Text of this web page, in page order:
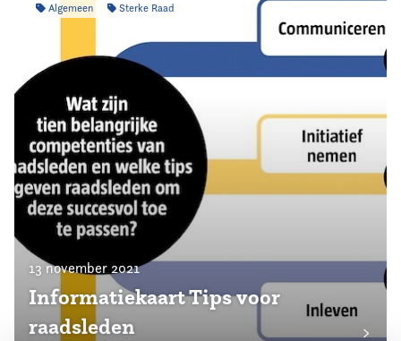
Algemeen Sterke Raad
13 november 2021
Informatiekaart Tips voor
raadsleden